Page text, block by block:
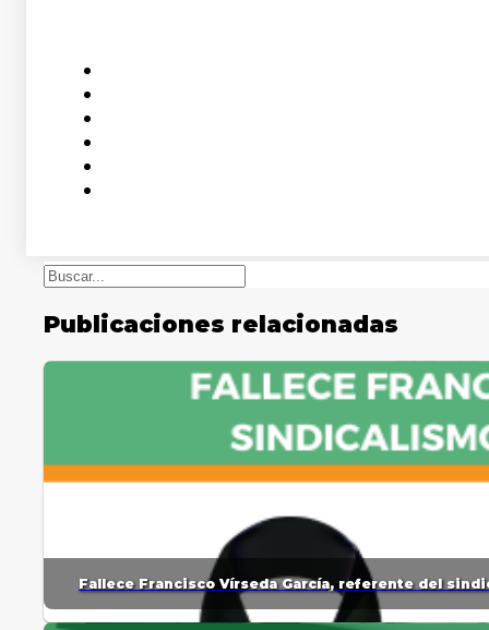
Buscar
Publicaciones relacionadas
Fallece Francisco Vírseda García, referente del